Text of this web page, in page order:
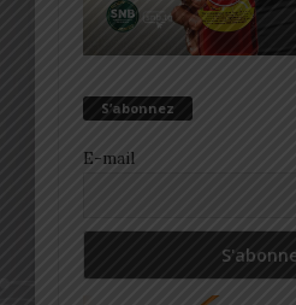
S’abonnez
E-mail